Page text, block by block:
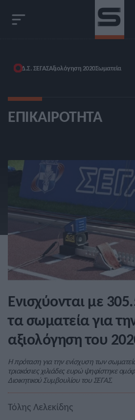
Δ.Σ. ΣΕΓΑΣΑξιολόγηση 2020Σωματεία
ΕΠΙΚΑΙΡΌΤΗΤΑ
Ενισχύονται με
τα σωματεία για
αξιολόγηση του
Η πρόταση για την ενίσχυση των
τριακόσιες χιλιάδες ευρώ ψηφίστηκε
Διοικητικού Συμβουλίου του ΣΕΓΑΣ.
Τόλης Λελεκίδης